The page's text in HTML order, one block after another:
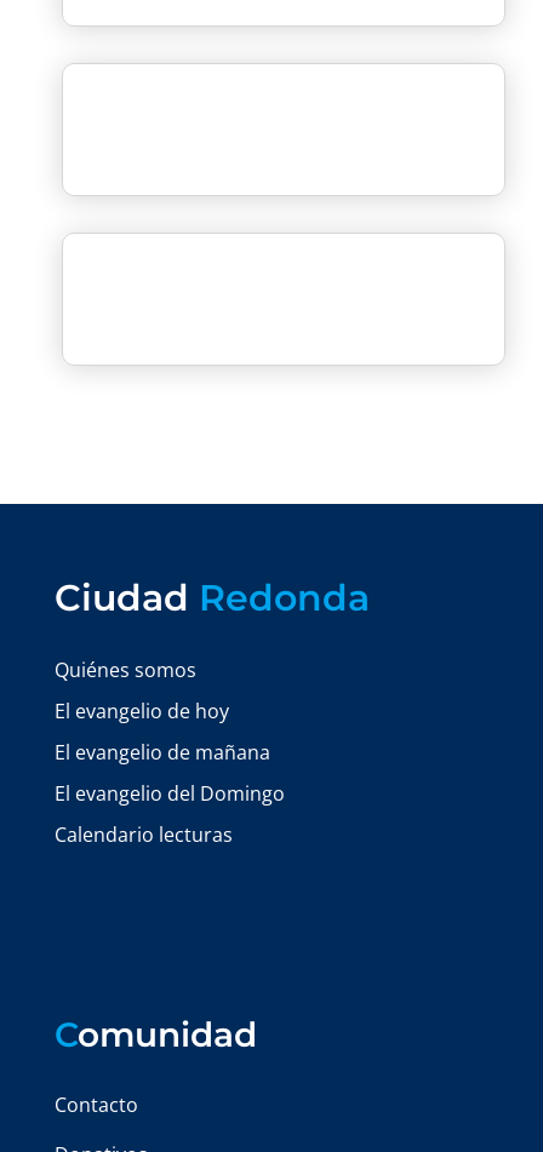
Ciudad Redonda
Quiénes somos
El evangelio de hoy
El evangelio de mañana
El evangelio del Domingo
Calendario lecturas
Comunidad
Contacto